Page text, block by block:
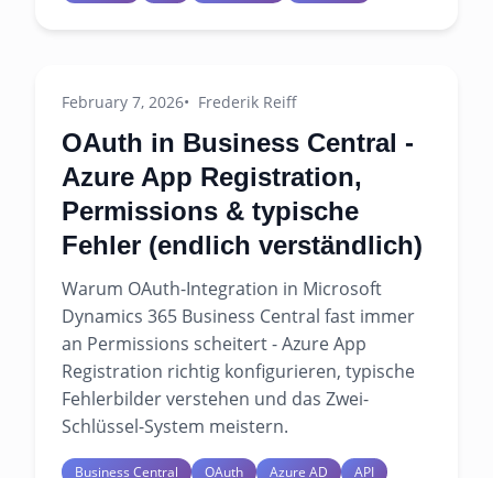
February 7, 2026 Frederik Reiff
OAuth in Business Central -
Azure App Registration,
Permissions & typische
Fehler (endlich verständlich)
Warum OAuth-Integration in Microsoft
Dynamics 365 Business Central fast immer
an Permissions scheitert - Azure App
Registration richtig konfigurieren, typische
Fehlerbilder verstehen und das Zwei-
Schlüssel-System meistern.
Business Central OAuth Azure AD API